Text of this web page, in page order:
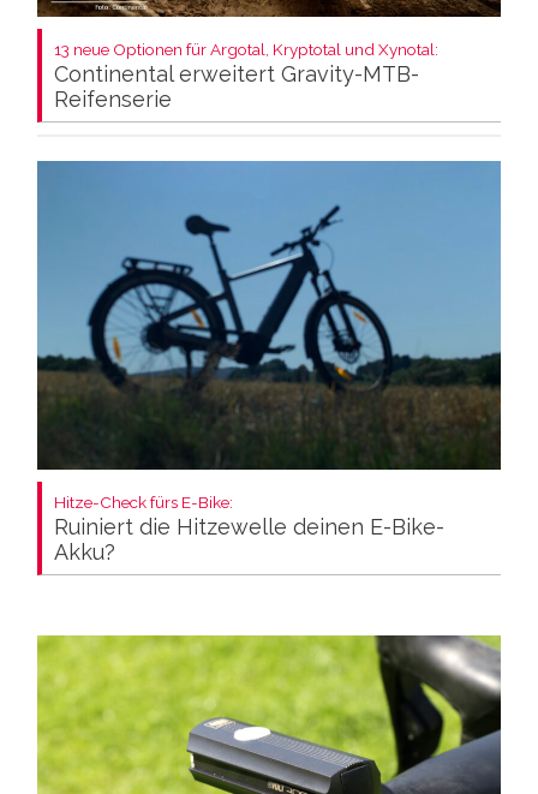
13 neue Optionen für Argotal, Kryptotal und Xynotal:
Continental erweitert Gravity-MTB-
Reifenserie
Hitze-Check fürs E-Bike:
Ruiniert die Hitzewelle deinen E-Bike-
Akku?